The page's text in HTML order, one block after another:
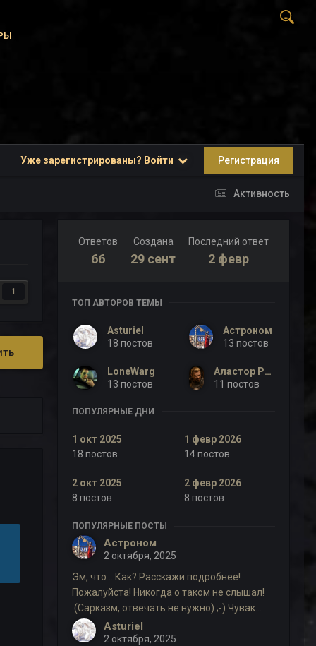
Уже зарегистрированы? Войти Регистрация
Активность
1
Ответов
66
Создана
29 сент
Последний ответ
2 февр
ТОП АВТОРОВ ТЕМЫ
Asturiel
18 постов
Астроном
13 постов
LoneWarg
13 постов
Аластор Рейвенхарт
11 постов
ПОПУЛЯРНЫЕ ДНИ
1 окт 2025
18 постов
1 февр 2026
14 постов
2 окт 2025
8 постов
2 февр 2026
8 постов
ПОПУЛЯРНЫЕ ПОСТЫ
Астроном
2 октября, 2025
Эм, что… Как? Расскажи подробнее!
Пожалуйста! Никогда о таком не слышал!
(Сарказм, отвечать не нужно) ;-) Чувак...
Asturiel
2 октября, 2025